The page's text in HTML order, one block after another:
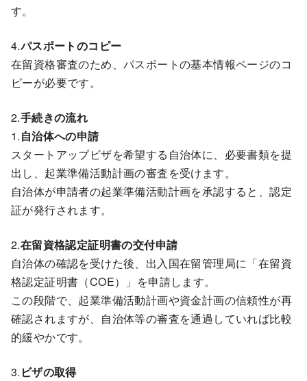
す。
4.パスポートのコピー
在留資格審査のため、パスポートの基本情報ページのコ
ピーが必要です。
2.手続きの流れ
1.自治体への申請
スタートアップビザを希望する自治体に、必要書類を提
出し、起業準備活動計画の審査を受けます。
自治体が申請者の起業準備活動計画を承認すると、認定
証が発行されます。
2.在留資格認定証明書の交付申請
自治体の確認を受けた後、出入国在留管理局に「在留資
格認定証明書（COE）」を申請します。
この段階で、起業準備活動計画や資金計画の信頼性が再
確認されますが、自治体等の審査を通過していれば比較
的緩やかです。
3. ビザの取得